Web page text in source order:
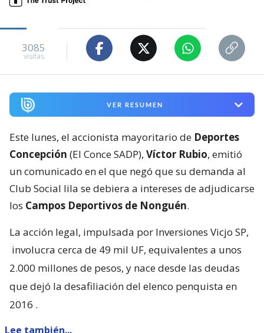
3085
visitas
VER RESUMEN
Este lunes, el accionista mayoritario de Deportes
Concepción (El Conce SADP), Víctor Rubio, emitió
un comunicado en el que negó que su demanda al
Club Social lila se debiera a intereses de adjudicarse
los Campos Deportivos de Nonguén.
La acción legal, impulsada por Inversiones Vicjo SP,
involucra cerca de 49 mil UF, equivalentes a unos
2.000 millones de pesos, y nace desde las deudas
que dejó la desafiliación del elenco penquista en
2016 .
Lee también...